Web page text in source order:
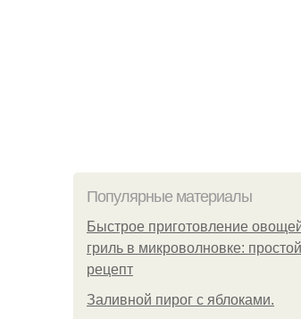
Популярные материалы
Быстрое приготовление
гриль в микроволновке: простой
рецепт
Заливной пирог с яблоками.